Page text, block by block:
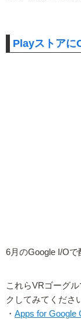
Playストアに
6月のGoogle I/O
これらVRゴーグ
クしてみてくださ
・ Apps for Google